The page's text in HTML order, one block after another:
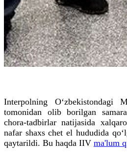
Interpolning Oʻzbekistondagi
tomonidan olib borilgan
chora-tadbirlar natijasida
nafar shaxs chet el hududida
qaytarildi. Bu haqda IIV ma'lum